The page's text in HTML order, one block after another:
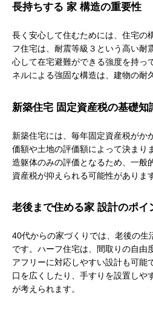
長持ちする 家 構造の重要性
長く安心して住むためには、住宅の
フ住宅は、耐震等級３という高い耐
心して在宅避難ができる強度を持っ
ネルによる強固な構造は、建物の耐
新築住宅 固定資産税の基礎知
新築住宅には、毎年固定資産税がか
価額や土地の評価額によって決まり
造躯体のみの評価となるため、一般
資産税が抑えられる可能性がありま
老後まで住める家 設計のポイ
40代からの家づくりでは、老後の生
です。ハーフ住宅は、間取りの自由
アフリーに対応しやすい設計も可能
口を広くしたり、手すりを設置しや
が考えられます。